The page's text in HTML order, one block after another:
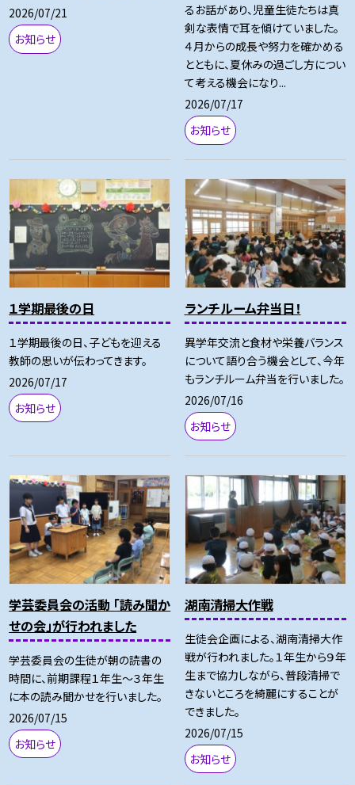
2026/07/21
お知らせ
るお話があり、児童生徒たちは真
剣な表情で耳を傾けていました。
４月からの成長や努力を確かめる
とともに、夏休みの過ごし方につい
て考える機会になり...
2026/07/17
お知らせ
１学期最後の日
１学期最後の日、子どもを迎える
教師の思いが伝わってきます。
2026/07/17
お知らせ
ランチルーム弁当日！
異学年交流と食材や栄養バランス
について語り合う機会として、今年
もランチルーム弁当を行いました。
2026/07/16
お知らせ
学芸委員会の活動 「読み聞か
せの会」が行われました
学芸委員会の生徒が朝の読書の
時間に、前期課程１年生～３年生
に本の読み聞かせを行いました。
2026/07/15
お知らせ
湖南清掃大作戦
生徒会企画による、湖南清掃大作
戦が行われました。１年生から９年
生まで協力しながら、普段清掃で
きないところを綺麗にすることが
できました。
2026/07/15
お知らせ